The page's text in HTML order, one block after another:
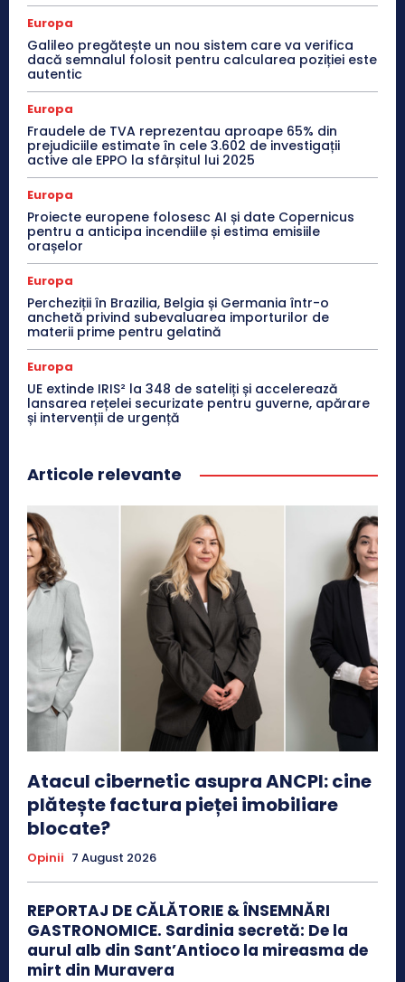
Europa
Galileo pregătește un nou sistem care va verifica
dacă semnalul folosit pentru calcularea poziției este
autentic
Europa
Fraudele de TVA reprezentau aproape 65% din
prejudiciile estimate în cele 3.602 de investigații
active ale EPPO la sfârșitul lui 2025
Europa
Proiecte europene folosesc AI și date Copernicus
pentru a anticipa incendiile și estima emisiile
orașelor
Europa
Percheziții în Brazilia, Belgia și Germania într-o
anchetă privind subevaluarea importurilor de
materii prime pentru gelatină
Europa
UE extinde IRIS² la 348 de sateliți și accelerează
lansarea rețelei securizate pentru guverne, apărare
și intervenții de urgență
Articole relevante
Atacul cibernetic asupra ANCPI: cine
plătește factura pieței imobiliare
blocate?
Opinii 7 August 2026
REPORTAJ DE CĂLĂTORIE & ÎNSEMNĂRI
GASTRONOMICE. Sardinia secretă: De la
aurul alb din Sant’Antioco la mireasma de
mirt din Muravera